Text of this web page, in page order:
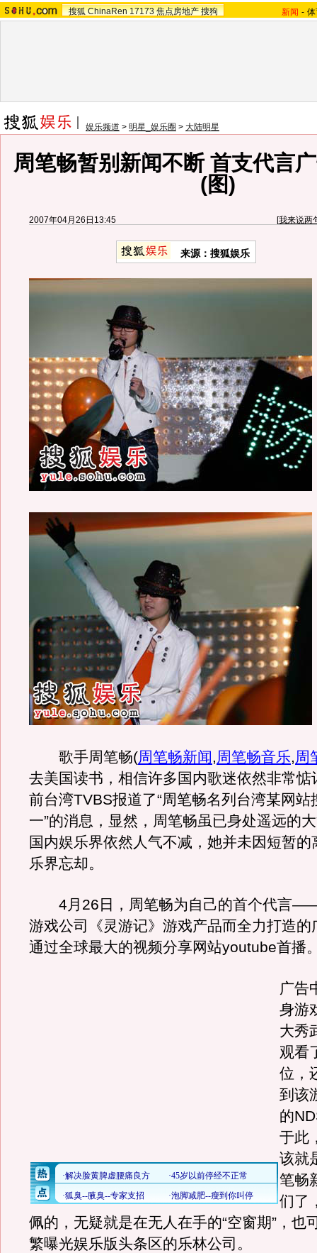
搜狐 ChinaRen 17173 焦点房地产 搜狗 新闻 -
娱乐频道 > 明星_娱乐圈 > 大陆明星
周笔畅暂别新闻不断 首支代言
(图)
2007年04月26日13:45 [我来说两
来源：搜狐娱乐
歌手周笔畅(周笔畅新闻,周笔畅音乐,周
去美国读书，相信许多国内歌迷依然非常惦
前台湾TVBS报道了“周笔畅名列台湾某网站
一”的消息，显然，周笔畅虽已身处遥远的
国内娱乐界依然人气不减，她并未因短暂的
乐界忘却。
4月26日，周笔畅为自己的首个代言
游戏公司《灵游记》游戏产品而全力打造的
通过全球最大的视频分享网站youtube首播
广告
身游
大秀
观看
位，
到该
的
于此
该就
笔畅
们了
佩的，无疑就是在无人在手的“空窗期”，也
繁曝光娱乐版头条区的乐林公司。